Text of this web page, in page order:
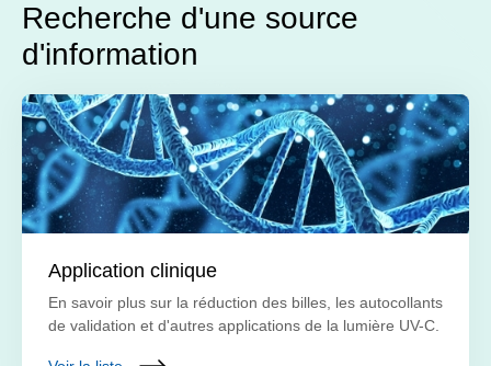
Recherche d'une source
d'information
Application clinique
En savoir plus sur la réduction des billes, les autocollants
de validation et d'autres applications de la lumière UV-C.